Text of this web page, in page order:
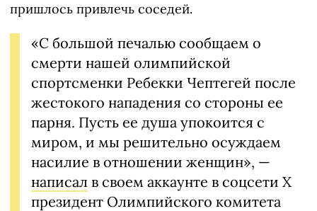
пришлось привлечь соседей.
«С большой печалью сообщаем о
смерти нашей олимпийской
спортсменки Ребекки Чептегей после
жестокого нападения со стороны ее
парня. Пусть ее душа упокоится с
миром, и мы решительно осуждаем
насилие в отношении женщин», —
написал в своем аккаунте в соцсети Х
президент Олимпийского комитета